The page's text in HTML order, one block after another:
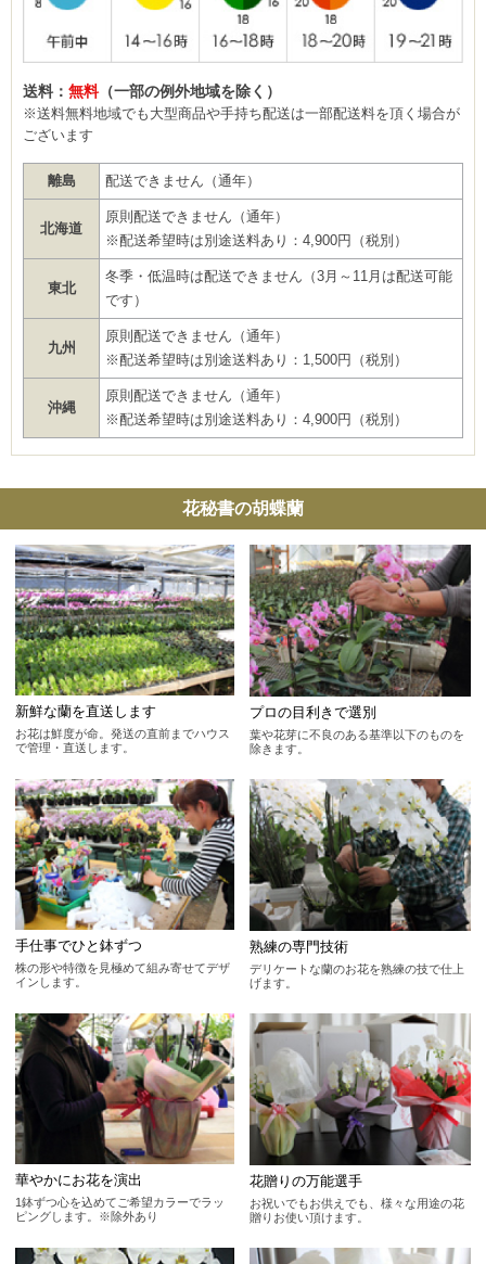
送料： 無料（一部の例外地域を除く）
※送料無料地域でも大型商品や手持ち配送は一部配送料を頂く場合が
ございます
離島 配送できません（通年）
北海道
原則配送できません（通年）
※配送希望時は別途送料あり：4,900円（税別）
東北
冬季・低温時は配送できません（3月～11月は配送可能
です）
九州
原則配送できません（通年）
※配送希望時は別途送料あり：1,500円（税別）
沖縄
原則配送できません（通年）
※配送希望時は別途送料あり：4,900円（税別）
花秘書の胡蝶蘭
新鮮な蘭を直送します
お花は鮮度が命。発送の直前までハウス
で管理・直送します。
プロの目利きで選別
葉や花芽に不良のある基準以下のものを
除きます。
手仕事でひと鉢ずつ
株の形や特徴を見極めて組み寄せてデザ
インします。
熟練の専門技術
デリケートな蘭のお花を熟練の技で仕上
げます。
華やかにお花を演出
1鉢ずつ心を込めてご希望カラーでラッ
ピングします。※除外あり
花贈りの万能選手
お祝いでもお供えでも、様々な用途の花
贈りお使い頂けます。